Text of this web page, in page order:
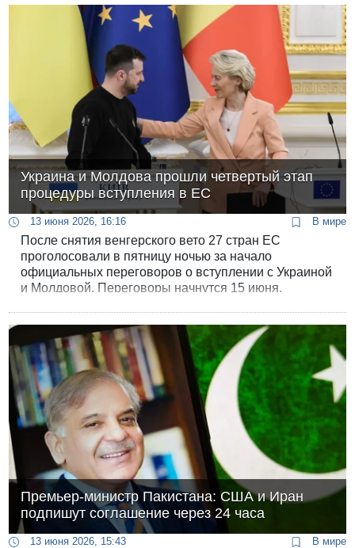
Украина и Молдова прошли четвертый этап
процедуры вступления в ЕС
13 июня 2026, 16:16 В мире
После снятия венгерского вето 27 стран ЕС
проголосовали в пятницу ночью за начало
официальных переговоров о вступлении с Украиной
и Молдовой. Переговоры начнутся 15 июня,
Антониу Кошта.
Премьер-министр Пакистана: США и Иран
подпишут соглашение через 24 часа
13 июня 2026, 15:43 В мире